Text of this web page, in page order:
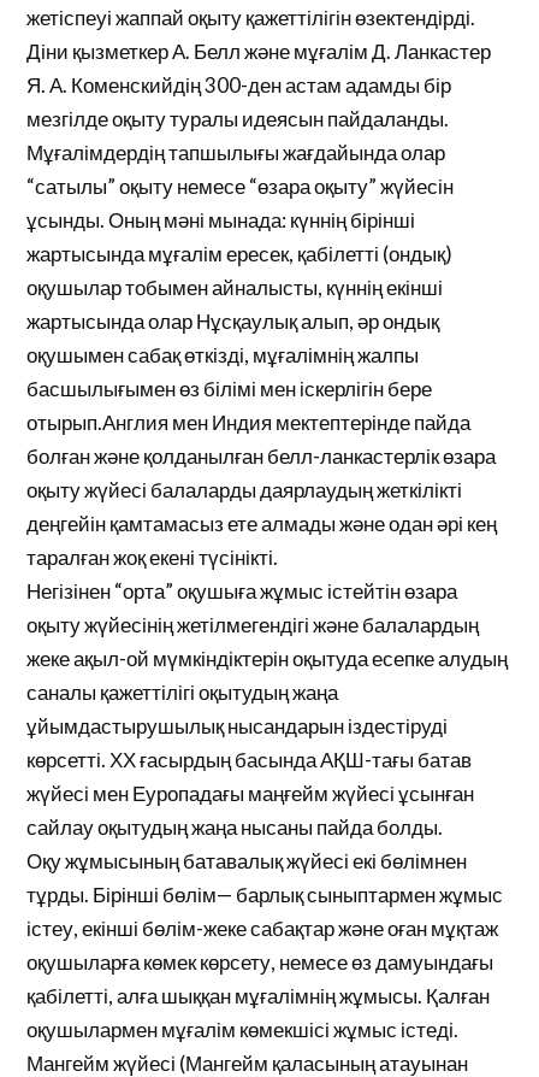
жетіспеуі жаппай оқыту қажеттілігін өзектендірді.
Діни қызметкер А. Белл және мұғалім Д. Ланкастер
Я. А. Коменскийдің 300-ден астам адамды бір
мезгілде оқыту туралы идеясын пайдаланды.
Мұғалімдердің тапшылығы жағдайында олар
“сатылы” оқыту немесе “өзара оқыту” жүйесін
ұсынды. Оның мәні мынада: күннің бірінші
жартысында мұғалім ересек, қабілетті (ондық)
оқушылар тобымен айналысты, күннің екінші
жартысында олар Нұсқаулық алып, әр ондық
оқушымен сабақ өткізді, мұғалімнің жалпы
басшылығымен өз білімі мен іскерлігін бере
отырып.Англия мен Индия мектептерінде пайда
болған және қолданылған белл-ланкастерлік өзара
оқыту жүйесі балаларды даярлаудың жеткілікті
деңгейін қамтамасыз ете алмады және одан әрі кең
таралған жоқ екені түсінікті.
Негізінен “орта” оқушыға жұмыс істейтін өзара
оқыту жүйесінің жетілмегендігі және балалардың
жеке ақыл-ой мүмкіндіктерін оқытуда есепке алудың
саналы қажеттілігі оқытудың жаңа
ұйымдастырушылық нысандарын іздестіруді
көрсетті. ХХ ғасырдың басында АҚШ-тағы батав
жүйесі мен Еуропадағы маңғейм жүйесі ұсынған
сайлау оқытудың жаңа нысаны пайда болды.
Оқу жұмысының батавалық жүйесі екі бөлімнен
тұрды. Бірінші бөлім— барлық сыныптармен жұмыс
істеу, екінші бөлім-жеке сабақтар және оған мұқтаж
оқушыларға көмек көрсету, немесе өз дамуындағы
қабілетті, алға шыққан мұғалімнің жұмысы. Қалған
оқушылармен мұғалім көмекшісі жұмыс істеді.
Мангейм жүйесі (Мангейм қаласының атауынан